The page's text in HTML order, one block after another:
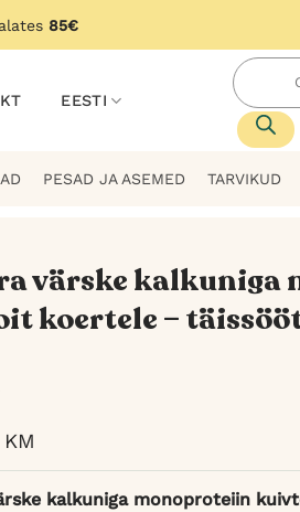
85€
EESTI
Products
search
PESAD JA ASEMED TARVIKUD
värske kalkuniga
koertele –
kalkuniga monoproteiin